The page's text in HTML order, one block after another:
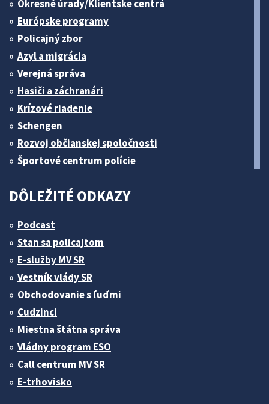
Okresné úrady/Klientske centrá
Európske programy
Policajný zbor
Azyl a migrácia
Verejná správa
Hasiči a záchranári
Krízové riadenie
Schengen
Rozvoj občianskej spoločnosti
Športové centrum polície
DÔLEŽITÉ ODKAZY
Podcast
Stan sa policajtom
E-služby MV SR
Vestník vlády SR
Obchodovanie s ľuďmi
Cudzinci
Miestna štátna správa
Vládny program ESO
Call centrum MV SR
E-trhovisko